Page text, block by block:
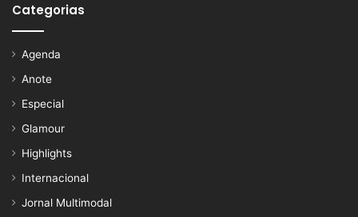
Categorias
Agenda
Anote
Especial
Glamour
Highlights
Internacional
Jornal Multimodal